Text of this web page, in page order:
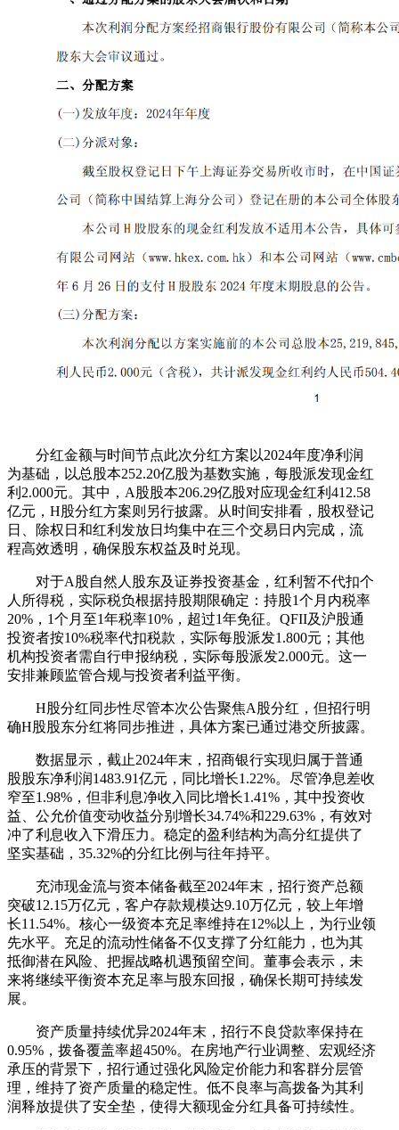
分红金额与时间节点此次分红方案以2024年度净利润
为基础，以总股本252.20亿股为基数实施，每股派发现金红
利2.000元。其中，A股股本206.29亿股对应现金红利412.58
亿元，H股分红方案则另行披露。从时间安排看，股权登记
日、除权日和红利发放日均集中在三个交易日内完成，流
程高效透明，确保股东权益及时兑现。
对于A股自然人股东及证券投资基金，红利暂不代扣个
人所得税，实际税负根据持股期限确定：持股1个月内税率
20%，1个月至1年税率10%，超过1年免征。QFII及沪股通
投资者按10%税率代扣税款，实际每股派发1.800元；其他
机构投资者需自行申报纳税，实际每股派发2.000元。这一
安排兼顾监管合规与投资者利益平衡。
H股分红同步性尽管本次公告聚焦A股分红，但招行明
确H股股东分红将同步推进，具体方案已通过港交所披露。
数据显示，截止2024年末，招商银行实现归属于普通
股股东净利润1483.91亿元，同比增长1.22%。尽管净息差收
窄至1.98%，但非利息净收入同比增长1.41%，其中投资收
益、公允价值变动收益分别增长34.74%和229.63%，有效对
冲了利息收入下滑压力。稳定的盈利结构为高分红提供了
坚实基础，35.32%的分红比例与往年持平。
充沛现金流与资本储备截至2024年末，招行资产总额
突破12.15万亿元，客户存款规模达9.10万亿元，较上年增
长11.54%。核心一级资本充足率维持在12%以上，为行业领
先水平。充足的流动性储备不仅支撑了分红能力，也为其
抵御潜在风险、把握战略机遇预留空间。董事会表示，未
来将继续平衡资本充足率与股东回报，确保长期可持续发
展。
资产质量持续优异2024年末，招行不良贷款率保持在
0.95%，拨备覆盖率超450%。在房地产行业调整、宏观经济
承压的背景下，招行通过强化风险定价能力和客群分层管
理，维持了资产质量的稳定性。低不良率与高拨备为其利
润释放提供了安全垫，使得大额现金分红具备可持续性。